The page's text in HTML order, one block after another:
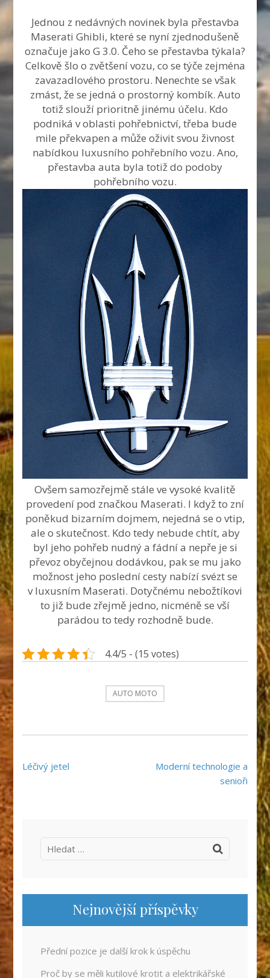
Jednou z nedávných novinek byla přestavba
Maserati Ghibli, které se nyní zjednodušeně
označuje jako G 3.0. Čeho se přestavba týkala?
Celkově šlo o zvětšení vozu, co se týče zejména
zavazadlového prostoru. Nenechte se však
zmást, že se jedná o prostorný kombík. Auto
totiž slouží prioritně jinému účelu. Kdo
podniká v oblasti pohřebnictví, třeba bude
mile překvapen a může oživit svou živnost
nabídkou luxusního pohřebního vozu. Ano,
přestavba auta byla totiž do podoby
pohřebního vozu.
Ovšem samozřejmě stále ve vysoké kvalitě
provedení pod značkou Maserati. I když to zní
poněkud bizarním dojmem, nejedná se o vtip,
ale o skutečnost. Kdo tedy nebude chtít, aby
byl jeho pohřeb nudný a fádní a nepře je si
převoz obyčejnou dodávkou, pak se mu jako
možnost jeho poslední cesty nabízí svézt se
v luxusním Maserati. Dotyčnému nebožtíkovi
to již bude zřejmě jedno, nicméně se vší
parádou to tedy rozhodně bude.
4.4/5 - (15 votes)
AUTO MOTO
Navigace
Léčivý jetel
Moderní technologie a
senioři
Vyhledávání
Nejnovější příspěvky
Přední pozice je další krok k úspěchu
Proč by se měli kutilové krotit a elektrikářské